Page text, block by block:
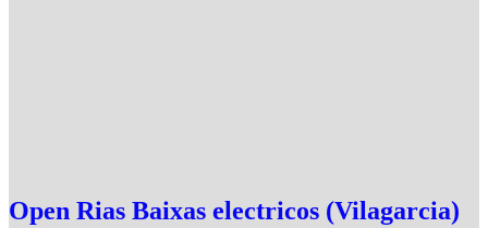
Open Rias Baixas electricos (Vilagarcia)